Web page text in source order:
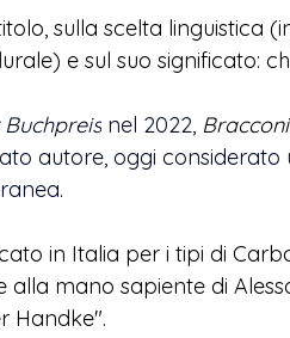
sulla scelta linguistica
e sul suo significato:
nel 2022,
autore, oggi
in Italia per i tipi di
alla mano sapiente di
Handke".